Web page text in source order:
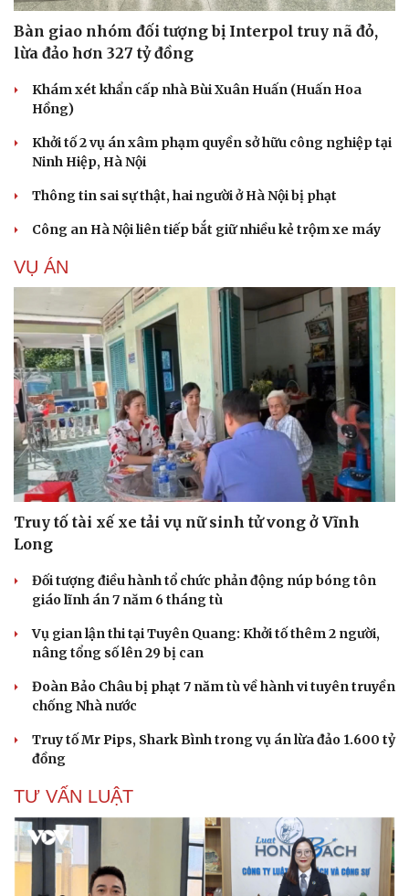
Bàn giao nhóm đối tượng bị Interpol truy nã đỏ,
lừa đảo hơn 327 tỷ đồng
Khám xét khẩn cấp nhà Bùi Xuân Huấn (Huấn Hoa
Hồng)
Khởi tố 2 vụ án xâm phạm quyền sở hữu công nghiệp tại
Ninh Hiệp, Hà Nội
Thông tin sai sự thật, hai người ở Hà Nội bị phạt
Công an Hà Nội liên tiếp bắt giữ nhiều kẻ trộm xe máy
VỤ ÁN
Truy tố tài xế xe tải vụ nữ sinh tử vong ở Vĩnh
Long
Đối tượng điều hành tổ chức phản động núp bóng tôn
giáo lĩnh án 7 năm 6 tháng tù
Vụ gian lận thi tại Tuyên Quang: Khởi tố thêm 2 người,
nâng tổng số lên 29 bị can
Đoàn Bảo Châu bị phạt 7 năm tù về hành vi tuyên truyền
chống Nhà nước
Truy tố Mr Pips, Shark Bình trong vụ án lừa đảo 1.600 tỷ
đồng
TƯ VẤN LUẬT